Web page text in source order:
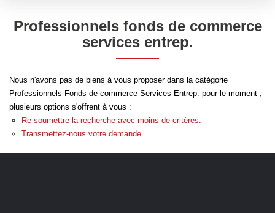
Confiez-Nous La Recherche De Votre Bien À L'achat
Estimer Votre Bien En Ligne
Consultez Les Avis Clients
Type de bien
Surface min
Créer une alerte
Professionnels fonds de commerce
services entrep.
Nous n'avons pas de biens à vous proposer dans la catégorie
Professionnels Fonds de commerce Services Entrep. pour le moment ,
plusieurs options s'offrent à vous :
Re-soumettre la recherche avec moins de critères.
Transmettez-nous votre demande